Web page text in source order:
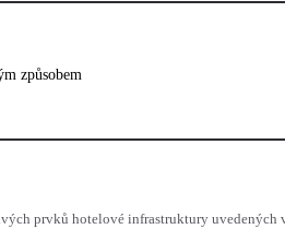
způsobem
prvků hotelové infrastruktury uvedených